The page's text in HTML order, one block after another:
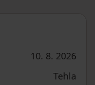
10. 8. 2026
Tehla